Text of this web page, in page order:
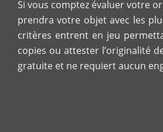
Si vous comptez évaluer votre
prendra votre objet avec les
critères entrent en jeu
copies ou attester l’originalité
gratuite et ne requiert aucun